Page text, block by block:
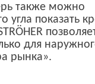
также можно
показать
для
рынка».